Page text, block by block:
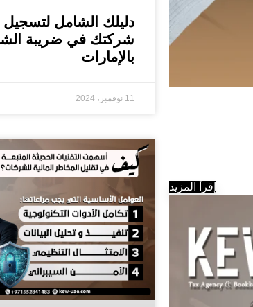
إقرأ المزيد
دليلك الشامل لتسجيل
شركتك في ضريبة
بالإمارات
11 نوفمبر، 2024